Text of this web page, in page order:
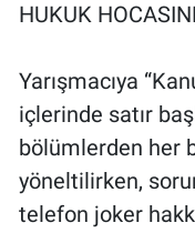
HUKUK
Yarışmacıya
içlerinde satır
bölümlerden her
yöneltilirken,
telefon joker